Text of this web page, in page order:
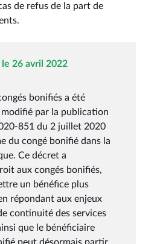
de refus de la part de
le 26 avril 2022
bonifiés a été
par la publication
851 du 2 juillet 2020
du congé bonifié dans la
Ce décret a
aux congés bonifiés,
un bénéfice plus
répondant aux enjeux
continuité des services
que le bénéficiaire
peut désormais partir